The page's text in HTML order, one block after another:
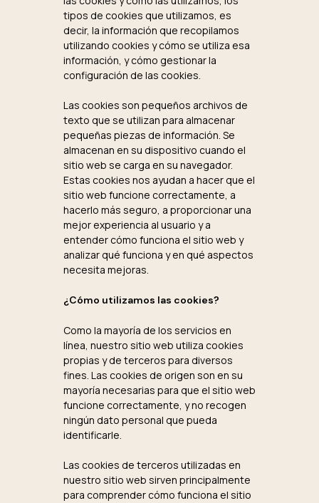
tipos de cookies que utilizamos, es
decir, la información que recopilamos
utilizando cookies y cómo se utiliza esa
información, y cómo gestionar la
configuración de las cookies.
Las cookies son pequeños archivos de
texto que se utilizan para almacenar
pequeñas piezas de información. Se
almacenan en su dispositivo cuando el
sitio web se carga en su navegador.
Estas cookies nos ayudan a hacer que el
sitio web funcione correctamente, a
hacerlo más seguro, a proporcionar una
mejor experiencia al usuario y a
entender cómo funciona el sitio web y
analizar qué funciona y en qué aspectos
necesita mejoras.
¿Cómo utilizamos las cookies?
Como la mayoría de los servicios en
línea, nuestro sitio web utiliza cookies
propias y de terceros para diversos
fines. Las cookies de origen son en su
mayoría necesarias para que el sitio web
funcione correctamente, y no recogen
ningún dato personal que pueda
identificarle.
Las cookies de terceros utilizadas en
nuestro sitio web sirven principalmente
para comprender cómo funciona el sitio